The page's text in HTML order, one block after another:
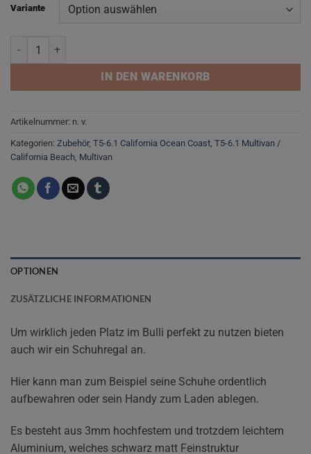
Variante
Schuhregal VW T5 T6 T6.1 LINKS für zweite Schiebetür Menge
IN DEN WARENKORB
Artikelnummer: n. v.
Kategorien: Zubehör, T5-6.1 California Ocean Coast, T5-6.1 Multivan /
California Beach, Multivan
OPTIONEN
ZUSÄTZLICHE INFORMATIONEN
Um wirklich jeden Platz im Bulli perfekt zu nutzen bieten
auch wir ein Schuhregal an.
Hier kann man zum Beispiel seine Schuhe ordentlich
aufbewahren oder sein Handy zum Laden ablegen.
Es besteht aus 3mm hochfestem und trotzdem leichtem
Aluminium, welches schwarz matt Feinstruktur